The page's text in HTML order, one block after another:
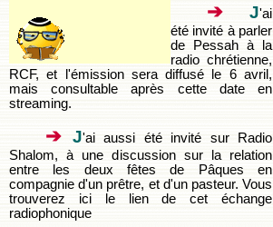
➔ J'ai
été invité à parler
de Pessah à la
radio chrétienne,
RCF, et l'émission sera diffusé le 6 avril,
mais consultable après cette date en
streaming.
➔ J'ai aussi été invité sur Radio
Shalom, à une discussion sur la relation
entre les deux fêtes de Pâques en
compagnie d'un prêtre, et d'un pasteur. Vous
trouverez ici le lien de cet échange
radiophonique